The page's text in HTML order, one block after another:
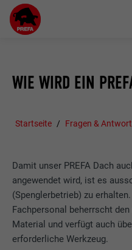
WIE WIRD EIN
Startseite Fragen &
Damit unser PREFA Dach
angewendet wird, ist es
(Spenglerbetrieb) zu
Fachpersonal beherrscht
Material und verfügt auch
erforderliche Werkzeug.